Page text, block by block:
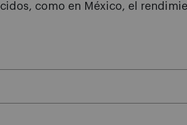
como en México, el